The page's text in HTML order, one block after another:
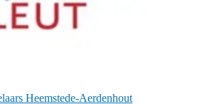
Heemstede-Aerdenhout